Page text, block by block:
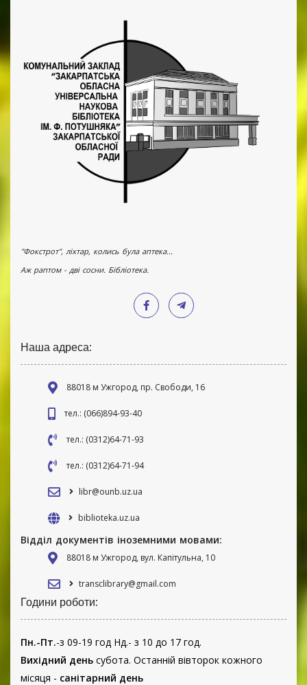
"Фокстрот", ліхтар, колись була аптека...
Аж раптом - дві сосни. Бібліотека.
Наша адреса:
88018 м Ужгород, пр. Свободи, 16
тел.: (066)894-93-40
тел.: (0312)64-71-93
тел.: (0312)64-71-94
libr@ounb.uz.ua
biblioteka.uz.ua
Відділ документів іноземними мовами:
88018 м Ужгород, вул. Капітульна, 10
transclibrary@gmail.com
Години роботи:
Пн.-Пт.-з 09-19 год Нд.- з 10 до 17 год.
Вихідний день субота. Останній вівторок кожного
місяця - санітарний день